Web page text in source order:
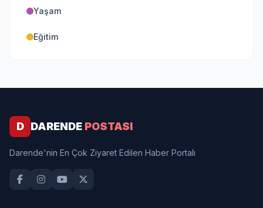
Yaşam
Eğitim
D DARENDE POSTASI
Darende'nin En Çok Ziyaret Edilen Haber Portalı